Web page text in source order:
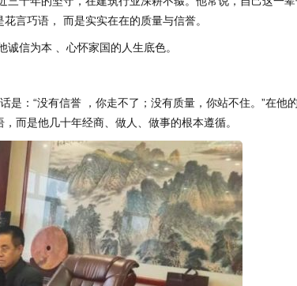
言巧语， 而是实实在在的质量与信誉。
信为本 、心怀家国的人生底色。
：“没有信誉 ，你走不了；没有质量，你站不住。”在他
而是他几十年经商、做人、做事的根本遵循。